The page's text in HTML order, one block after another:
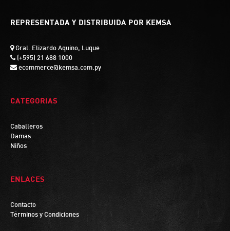
REPRESENTADA Y DISTRIBUIDA POR KEMSA
Gral. Elizardo Aquino, Luque
(+595) 21 688 1000
ecommerce@kemsa.com.py
CATEGORIAS
Caballeros
Damas
Niños
ENLACES
Contacto
Términos y Condiciones